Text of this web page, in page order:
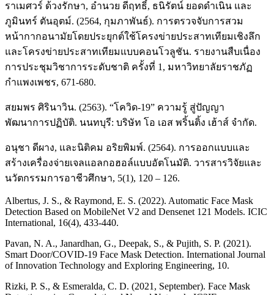
ราเมศวร์ ด้วงรักษา, อำนวย ดีฤทธิ์, ธนิรัตน์ ยอดดำเนิน และ
ภูมินทร์ ตันอุตม์. (2564, กุมภาพันธ์). การตรวจจับการสวม
หน้ากากอนามัยโดยประยุกต์ใช้โครงข่ายประสาทเทียมเชิงลึก
และโครงข่ายประสาทเทียมแบบคอนโวลูชัน. รายงานสืบเนื่อง
การประชุมวิชาการระดับชาติ ครั้งที่ 1, มหาวิทยาลัยราชภัฏ
กำแพงเพชร, 671-680.
สยมพร ศิรินาวิน. (2563). “โควิด-19” ความรู้ สู่ปัญญา
พัฒนาการปฏิบัติ. นนทบุรี: บริษัท โอ เอส พริ้นติ้ง เฮ้าส์ จำกัด.
อนุชา ดีผาง, และนิติคม อริยพิมพ์. (2564). การออกแบบและ
สร้างเครื่องจ่ายเจลแอลกอฮอล์แบบอัตโนมัติ. วารสารวิจัยและ
นวัตกรรมการอาชีวศึกษา, 5(1), 120 – 126.
Albertus, J. S., & Raymond, E. S. (2022). Automatic Face Mask
Detection Based on MobileNet V2 and Densenet 121 Models. ICIC
International, 16(4), 433-440.
Pavan, N. A., Janardhan, G., Deepak, S., & Pujith, S. P. (2021).
Smart Door/COVID-19 Face Mask Detection. International Journal
of Innovation Technology and Exploring Engineering, 10.
Rizki, P. S., & Esmeralda, C. D. (2021, September). Face Mask